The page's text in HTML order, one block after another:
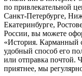
по привлекательной
Санкт-Петербурге,
Екатеринбурге,
России, вы можете
«История. Карманный
удобный способ его
или отправка почтой.
приятнее, мы